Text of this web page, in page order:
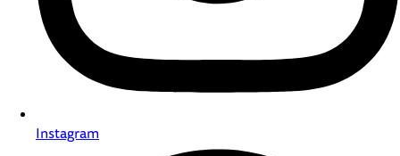
Instagram